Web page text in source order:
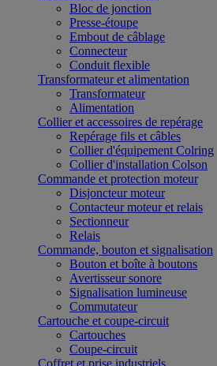
Bloc de jonction
Presse-étoupe
Embout de câblage
Connecteur
Conduit flexible
Transformateur et alimentation
Transformateur
Alimentation
Collier et accessoires de repérage
Repérage fils et câbles
Collier d'équipement Colring
Collier d'installation Colson
Commande et protection moteur
Disjoncteur moteur
Contacteur moteur et relais
Sectionneur
Relais
Commande, bouton et signalisation
Bouton et boîte à boutons
Avertisseur sonore
Signalisation lumineuse
Commutateur
Cartouche et coupe-circuit
Cartouches
Coupe-circuit
Coffret et prise industriels